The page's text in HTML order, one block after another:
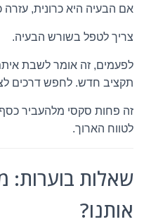
אם הבעיה היא כרונית,
צריך לטפל בשורש הבעיה.
לפעמים, זה אומר לשבת איתם,
תקציב חדש. לחפש דרכים
זה פחות סקסי מלהעביר
לטווח הארוך.
שאלות בוערות:
אותנו?